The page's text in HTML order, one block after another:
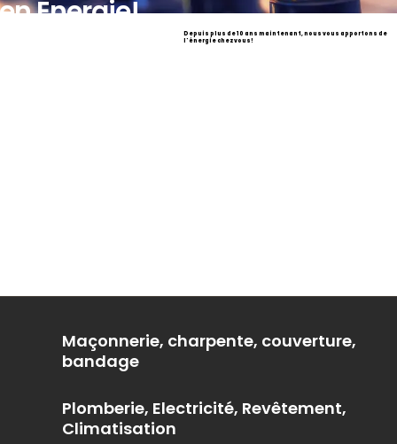
Maçonnerie, charpente, couverture,
bandage
Plomberie, Electricité, Revêtement,
Climatisation